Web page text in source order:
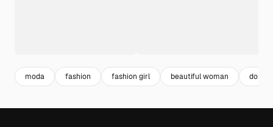
moda fashion fashion girl beautiful woman donna